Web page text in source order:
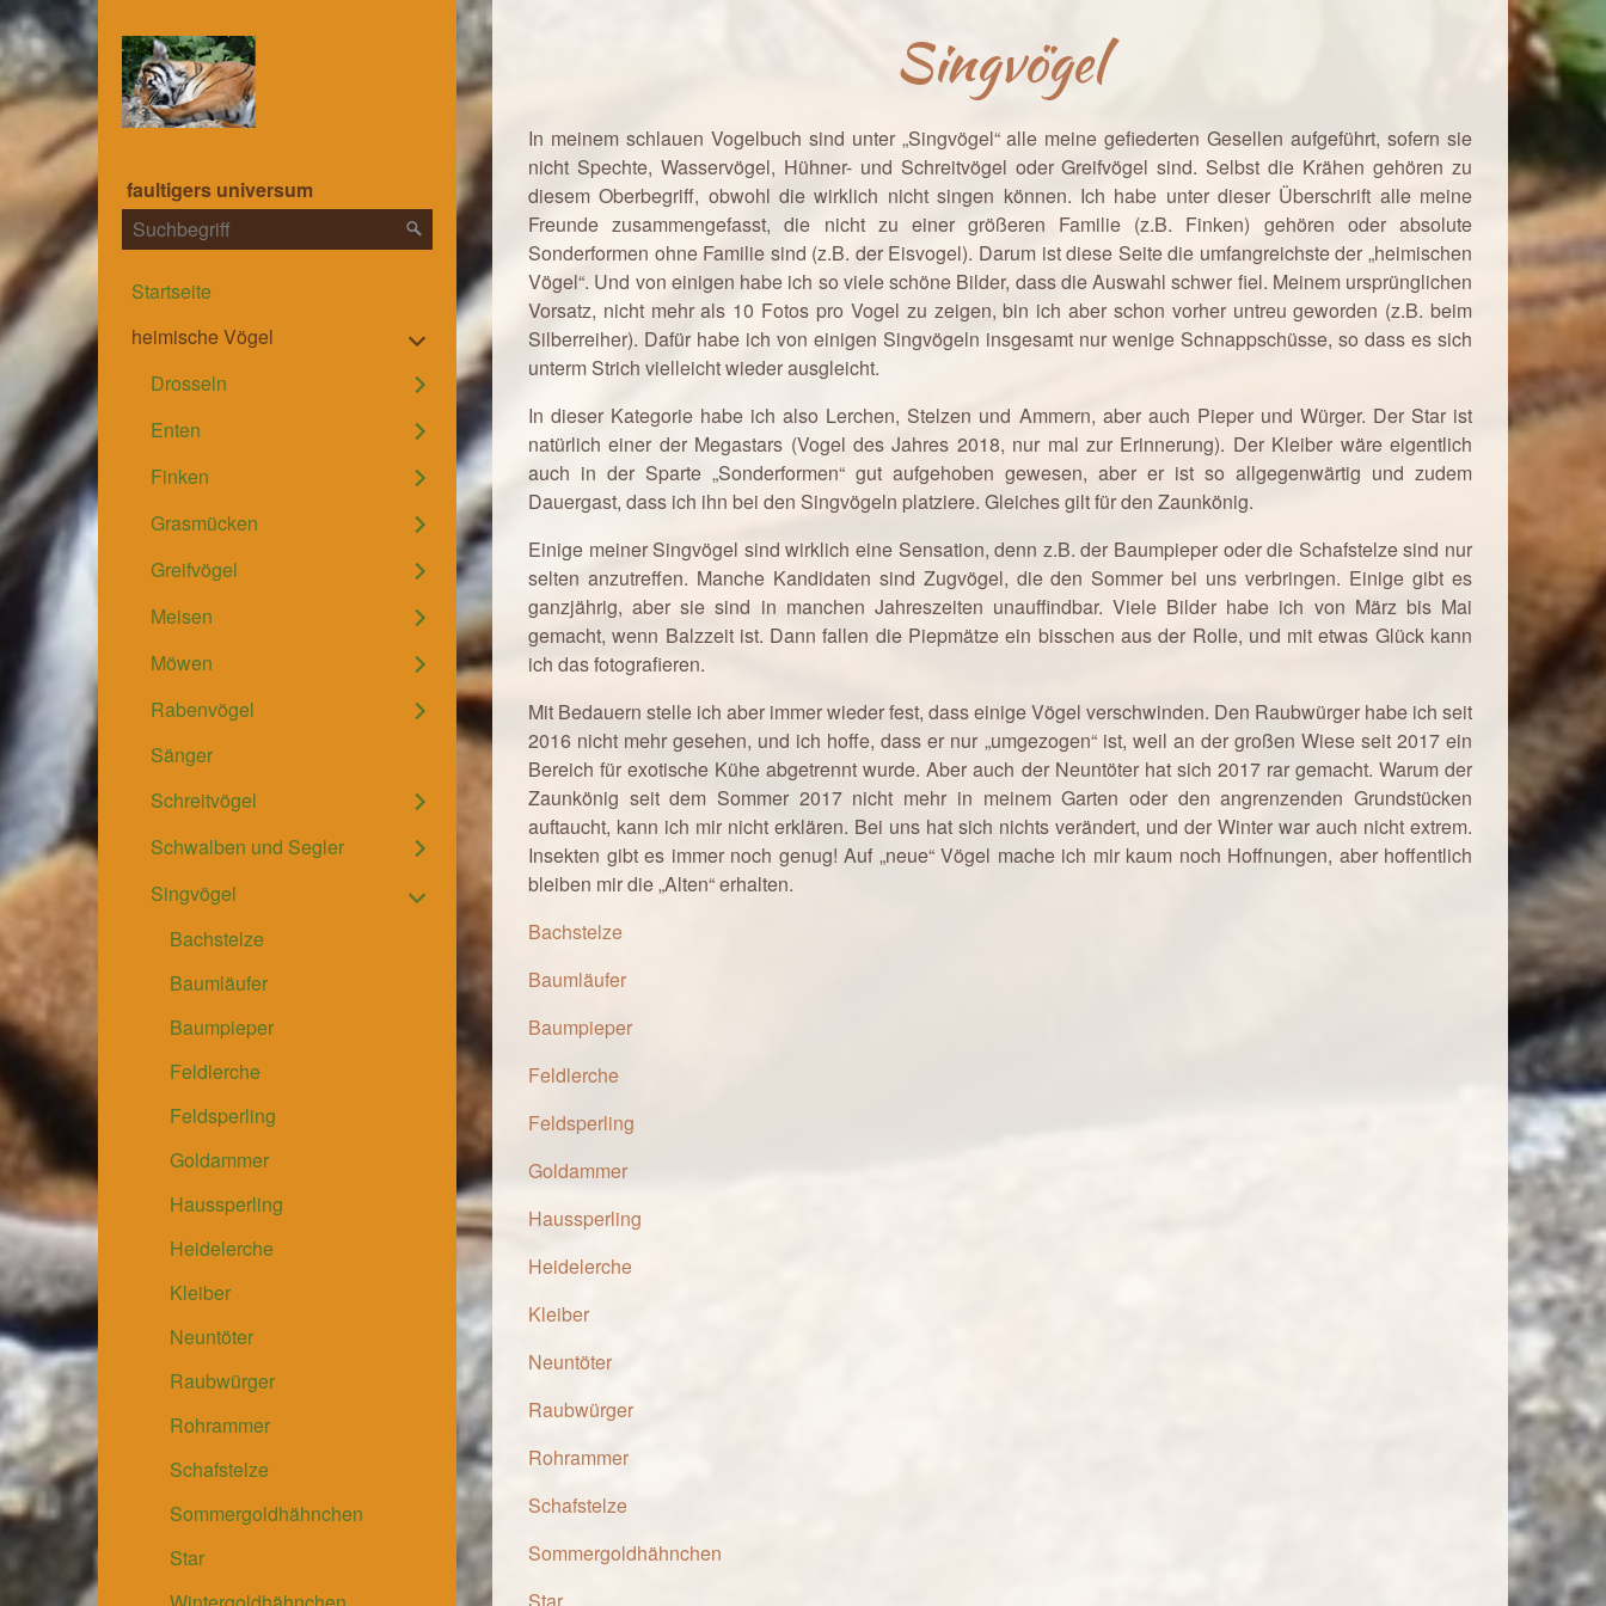
faultigers universum
Startseite
heimische Vögel
Drosseln
Enten
Finken
Grasmücken
Greifvögel
Meisen
Möwen
Rabenvögel
Sänger
Schreitvögel
Schwalben und Segler
Singvögel
Bachstelze
Baumläufer
Baumpieper
Feldlerche
Feldsperling
Goldammer
Haussperling
Heidelerche
Kleiber
Neuntöter
Raubwürger
Rohrammer
Schafstelze
Sommergoldhähnchen
Star
Singvögel
In meinem schlauen Vogelbuch sind unter „Singvögel“ alle meine gefiederten Gesellen aufgeführt, sofern sie
nicht Spechte, Wasservögel, Hühner- und Schreitvögel oder Greifvögel sind. Selbst die Krähen gehören zu
diesem Oberbegriff, obwohl die wirklich nicht singen können. Ich habe unter dieser Überschrift alle meine
Freunde zusammengefasst, die nicht zu einer größeren Familie (z.B. Finken) gehören oder absolute
Sonderformen ohne Familie sind (z.B. der Eisvogel). Darum ist diese Seite die umfangreichste der „heimischen
Vögel“. Und von einigen habe ich so viele schöne Bilder, dass die Auswahl schwer fiel. Meinem ursprünglichen
Vorsatz, nicht mehr als 10 Fotos pro Vogel zu zeigen, bin ich aber schon vorher untreu geworden (z.B. beim
Silberreiher). Dafür habe ich von einigen Singvögeln insgesamt nur wenige Schnappschüsse, so dass es sich
unterm Strich vielleicht wieder ausgleicht.
In dieser Kategorie habe ich also Lerchen, Stelzen und Ammern, aber auch Pieper und Würger. Der Star ist
natürlich einer der Megastars (Vogel des Jahres 2018, nur mal zur Erinnerung). Der Kleiber wäre eigentlich
auch in der Sparte „Sonderformen“ gut aufgehoben gewesen, aber er ist so allgegenwärtig und zudem
Dauergast, dass ich ihn bei den Singvögeln platziere. Gleiches gilt für den Zaunkönig.
Einige meiner Singvögel sind wirklich eine Sensation, denn z.B. der Baumpieper oder die Schafstelze sind nur
selten anzutreffen. Manche Kandidaten sind Zugvögel, die den Sommer bei uns verbringen. Einige gibt es
ganzjährig, aber sie sind in manchen Jahreszeiten unauffindbar. Viele Bilder habe ich von März bis Mai
gemacht, wenn Balzzeit ist. Dann fallen die Piepmätze ein bisschen aus der Rolle, und mit etwas Glück kann
ich das fotografieren.
Mit Bedauern stelle ich aber immer wieder fest, dass einige Vögel verschwinden. Den Raubwürger habe ich seit
2016 nicht mehr gesehen, und ich hoffe, dass er nur „umgezogen“ ist, weil an der großen Wiese seit 2017 ein
Bereich für exotische Kühe abgetrennt wurde. Aber auch der Neuntöter hat sich 2017 rar gemacht. Warum der
Zaunkönig seit dem Sommer 2017 nicht mehr in meinem Garten oder den angrenzenden Grundstücken
auftaucht, kann ich mir nicht erklären. Bei uns hat sich nichts verändert, und der Winter war auch nicht extrem.
Insekten gibt es immer noch genug! Auf „neue“ Vögel mache ich mir kaum noch Hoffnungen, aber hoffentlich
bleiben mir die „Alten“ erhalten.
Bachstelze
Baumläufer
Baumpieper
Feldlerche
Feldsperling
Goldammer
Haussperling
Heidelerche
Kleiber
Neuntöter
Raubwürger
Rohrammer
Schafstelze
Sommergoldhähnchen